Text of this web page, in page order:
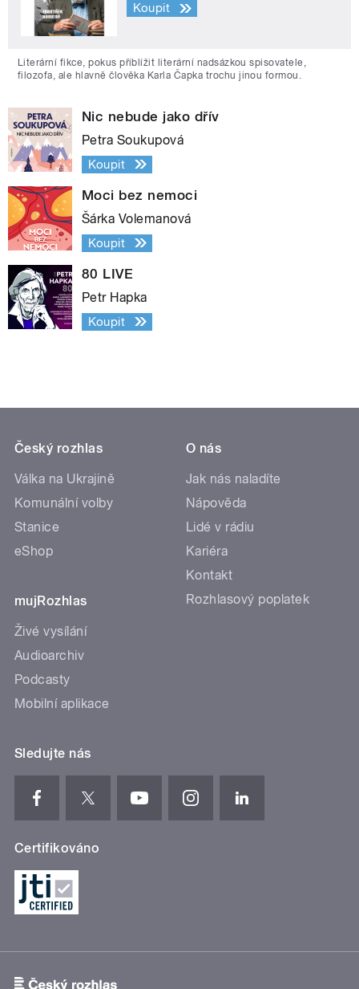
Koupit
Literární fikce, pokus přiblížit literární nadsázkou spisovatele,
filozofa, ale hlavně člověka Karla Čapka trochu jinou formou.
Nic nebude jako dřív
Petra Soukupová
Koupit
Moci bez nemoci
Šárka Volemanová
Koupit
80 LIVE
Petr Hapka
Koupit
Český rozhlas
Válka na Ukrajině
Komunální volby
Stanice
eShop
mujRozhlas
Živé vysílání
Audioarchiv
Podcasty
Mobilní aplikace
O nás
Jak nás naladíte
Nápověda
Lidé v rádiu
Kariéra
Kontakt
Rozhlasový poplatek
Sledujte nás
Certifikováno